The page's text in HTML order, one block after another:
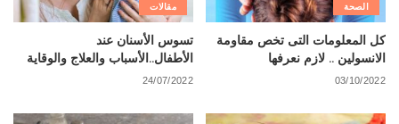
الصحة
كل المعلومات التى تخص مقاومة
الانسولين .. لازم نعرفها
03/10/2022
مقالات
تسوس الأسنان عند
الأطفال..الأسباب والعلاج والوقاية
24/07/2022